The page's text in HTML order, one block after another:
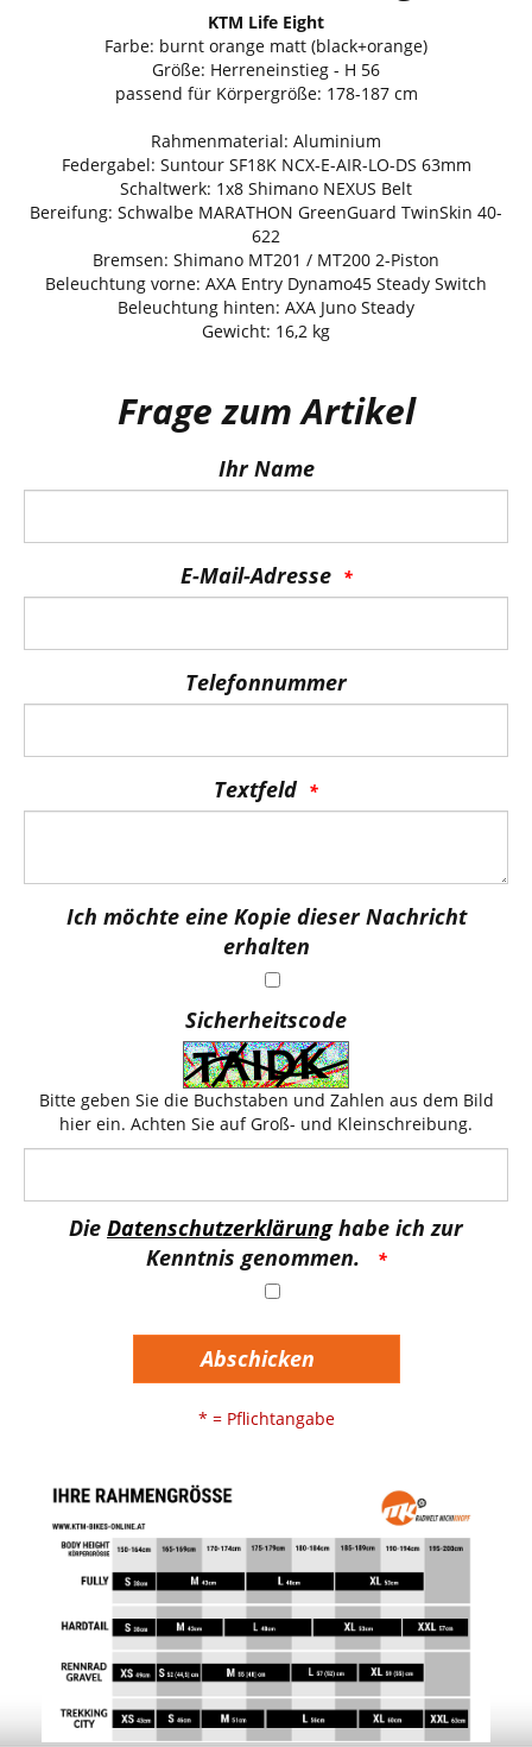
KTM Life Eight
Farbe: burnt orange matt (black+orange)
Größe: Herreneinstieg - H 56
passend für Körpergröße: 178-187 cm
Rahmenmaterial: Aluminium
Federgabel: Suntour SF18K NCX-E-AIR-LO-DS 63mm
Schaltwerk: 1x8 Shimano NEXUS Belt
Bereifung: Schwalbe MARATHON GreenGuard TwinSkin 40-
622
Bremsen: Shimano MT201 / MT200 2-Piston
Beleuchtung vorne: AXA Entry Dynamo45 Steady Switch
Beleuchtung hinten: AXA Juno Steady
Gewicht: 16,2 kg
Frage zum Artikel
Ihr Name
E-Mail-Adresse
Telefonnummer
Textfeld
Ich möchte eine Kopie dieser Nachricht
erhalten
Sicherheitscode
Bitte geben Sie die Buchstaben und Zahlen aus dem Bild
hier ein. Achten Sie auf Groß- und Kleinschreibung.
Die Datenschutzerklärunghabe ich zur
Kenntnis genommen.
Abschicken
* = Pflichtangabe